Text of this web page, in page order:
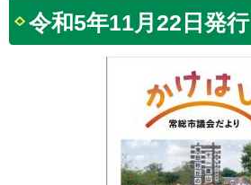
令和5年11月22日発行